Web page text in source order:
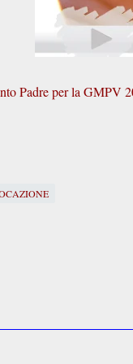
Padre per la GMPV